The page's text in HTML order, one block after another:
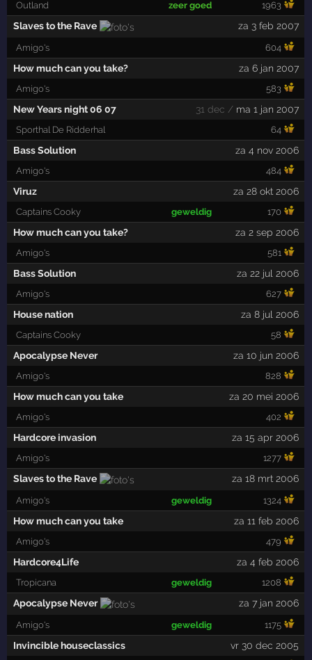
Outland zeer goed 1963
Slaves to the Rave za 3 feb 2007
Amigo's 604
How much can you take? za 6 jan 2007
Amigo's 583
New Years night 06 07 31 dec /ma 1 jan 2007
Sporthal De Ridderhal 64
Bass Solution za 4 nov 2006
Amigo's 484
Viruz za 28 okt 2006
Captains Cooky geweldig 170
How much can you take? za 2 sep 2006
Amigo's 581
Bass Solution za 22 jul 2006
Amigo's 627
House nation za 8 jul 2006
Captains Cooky 58
Apocalypse Never za 10 jun 2006
Amigo's 828
How much can you take za 20 mei 2006
Amigo's 402
Hardcore invasion za 15 apr 2006
Amigo's 1277
Slaves to the Rave za 18 mrt 2006
Amigo's geweldig 1324
How much can you take za 11 feb 2006
Amigo's 479
Hardcore4Life za 4 feb 2006
Tropicana geweldig 1208
Apocalypse Never za 7 jan 2006
Amigo's geweldig 1175
Invincible houseclassics vr 30 dec 2005